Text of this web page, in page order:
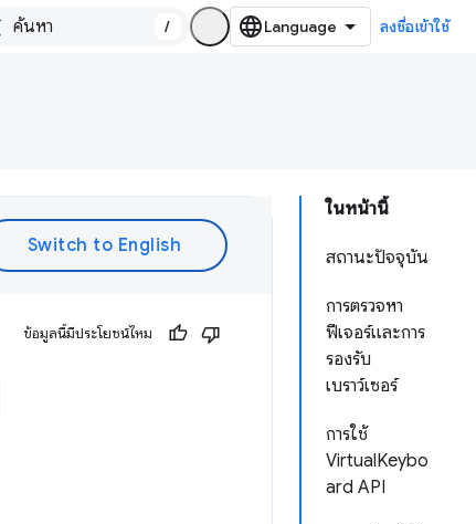
/ ลงชื่อเข้าใช้
ในหน้านี้
สถานะปัจจุบัน
การตรวจหา
ฟีเจอร์และการ
รองรับ
เบราว์เซอร์
การใช้
VirtualKeybo
ard API
ข้อมูลนี้มีประโยชน์ไหม